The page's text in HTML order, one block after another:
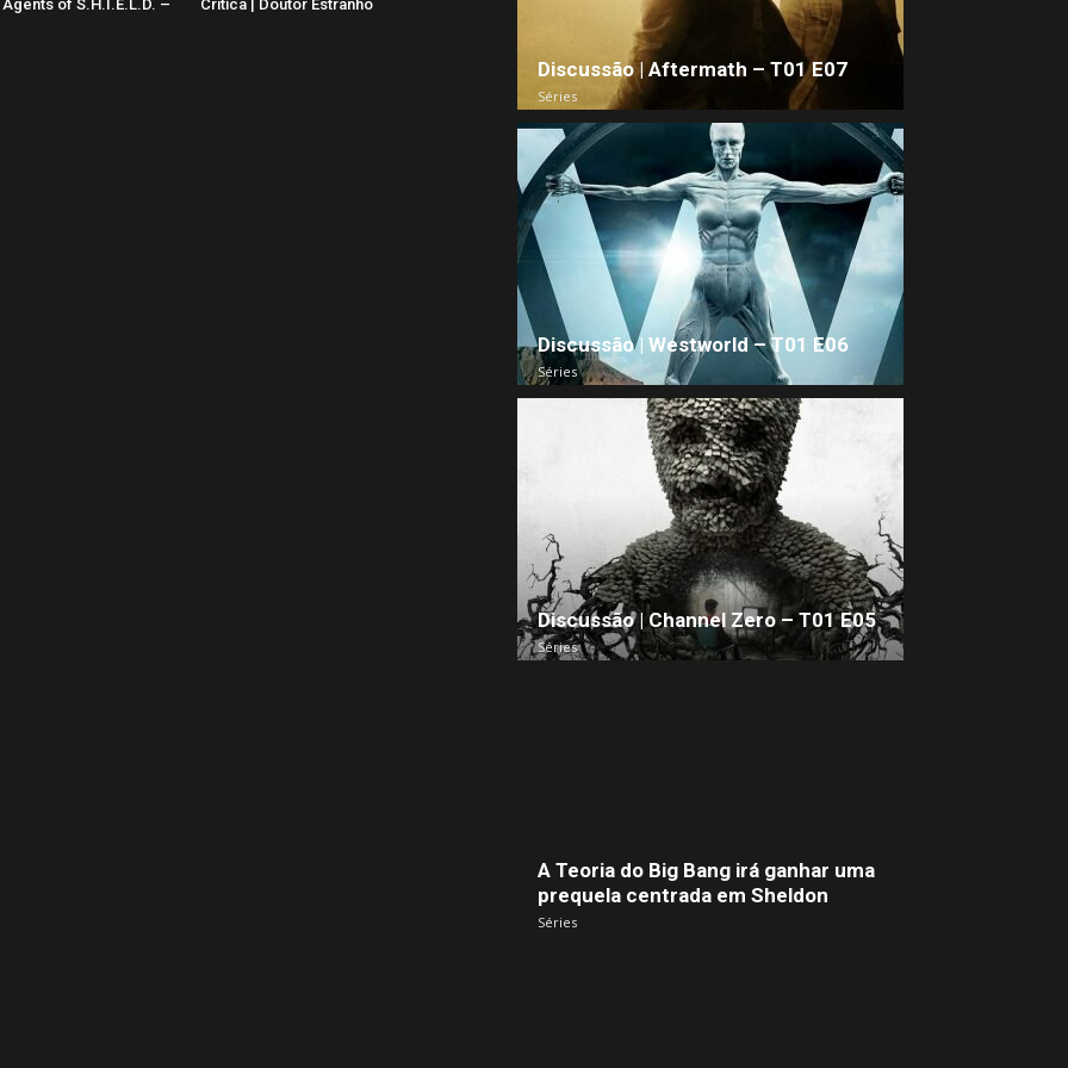
of S.H.I.E.L.D. –
Crítica | Doutor Estranho
Discussão | Aftermath – T01 E07
Séries
Discussão | Westworld – T01 E06
Séries
Discussão | Channel Zero – T01 E05
Séries
A Teoria do Big Bang irá ganhar uma
prequela centrada em Sheldon
Séries